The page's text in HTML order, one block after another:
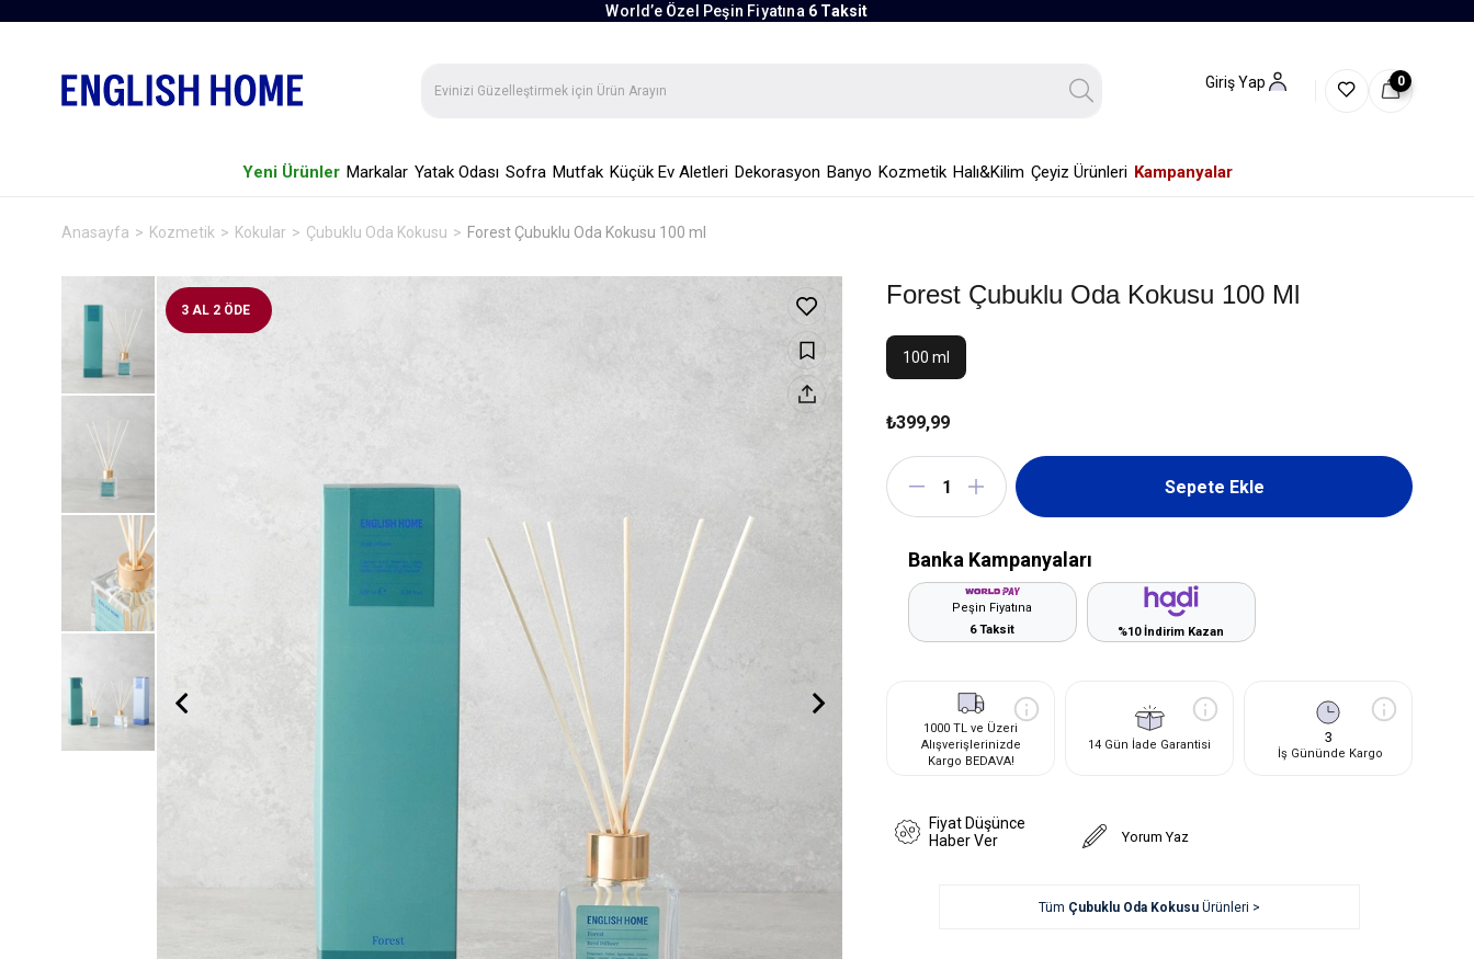
World’e Özel Peşin Fiyatına 6 Taksit
Giriş Yap 0
Yeni Ürünler Markalar Yatak Odası Sofra Mutfak Küçük Ev Aletleri Dekorasyon Banyo Kozmetik Halı&Kilim Çeyiz Ürünleri Kampanyalar
Anasayfa Kozmetik Kokular Çubuklu Oda Kokusu Forest Çubuklu Oda Kokusu 100 ml
3 AL 2 ÖDE
Forest Çubuklu Oda Kokusu 100 Ml
100 ml
₺399,99
Banka Kampanyaları
Peşin Fiyatına
6 Taksit
%10 İndirim Kazan
1000 TL ve Üzeri
Alışverişlerinizde
Kargo BEDAVA!
14 Gün İade Garantisi 3
İş Gününde Kargo
Fiyat Düşünce
Haber Ver
Yorum Yaz
Tüm Çubuklu Oda Kokusu Ürünleri >